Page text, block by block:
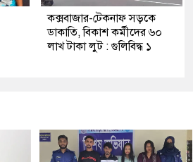
কক্সবাজার-টেকনাফ সড়কে
ডাকাতি, বিকাশ কর্মীদের ৬০
লাখ টাকা লুট : গুলিবিদ্ধ ১